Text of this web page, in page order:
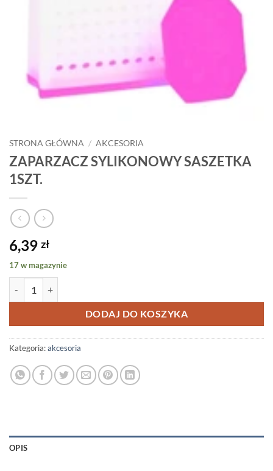
STRONA GŁÓWNA / AKCESORIA
ZAPARZACZ SYLIKONOWY SASZETKA
1SZT.
6,39 zł
17 w magazynie
DODAJ DO KOSZYKA
Kategoria:akcesoria
OPIS